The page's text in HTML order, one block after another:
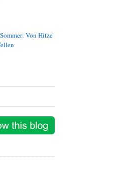
Von Hitze